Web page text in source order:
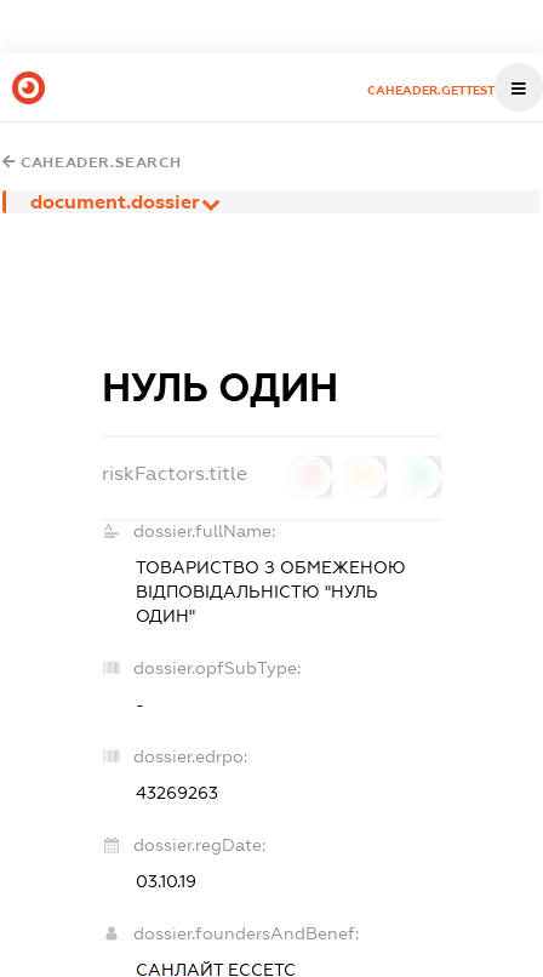
CAHEADER.GETTEST
CAHEADER.SEARCH
document.dossier
НУЛЬ ОДИН
riskFactors.title
dossier.fullName:
ТОВАРИСТВО З ОБМЕЖЕНОЮ
ВІДПОВІДАЛЬНІСТЮ "НУЛЬ
ОДИН"
dossier.opfSubType:
-
dossier.edrpo:
43269263
dossier.regDate:
03.10.19
dossier.foundersAndBenef:
САНЛАЙТ ЕССЕТС